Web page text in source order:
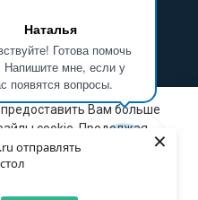
отправлять
×
Наталья
Готова помочь
Напишите мне, если у
появятся вопросы.
объектами авторского права (в
распространение (в том
и ресурсы в Интернете) или
и объектов без
Вам больше
cookie. Продолжая
сусловиями